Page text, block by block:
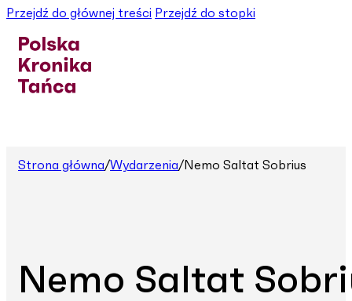
Przejdź do głównej treści Przejdź do stopki
Strona główna/Wydarzenia/Nemo Saltat Sobrius
Nemo Saltat